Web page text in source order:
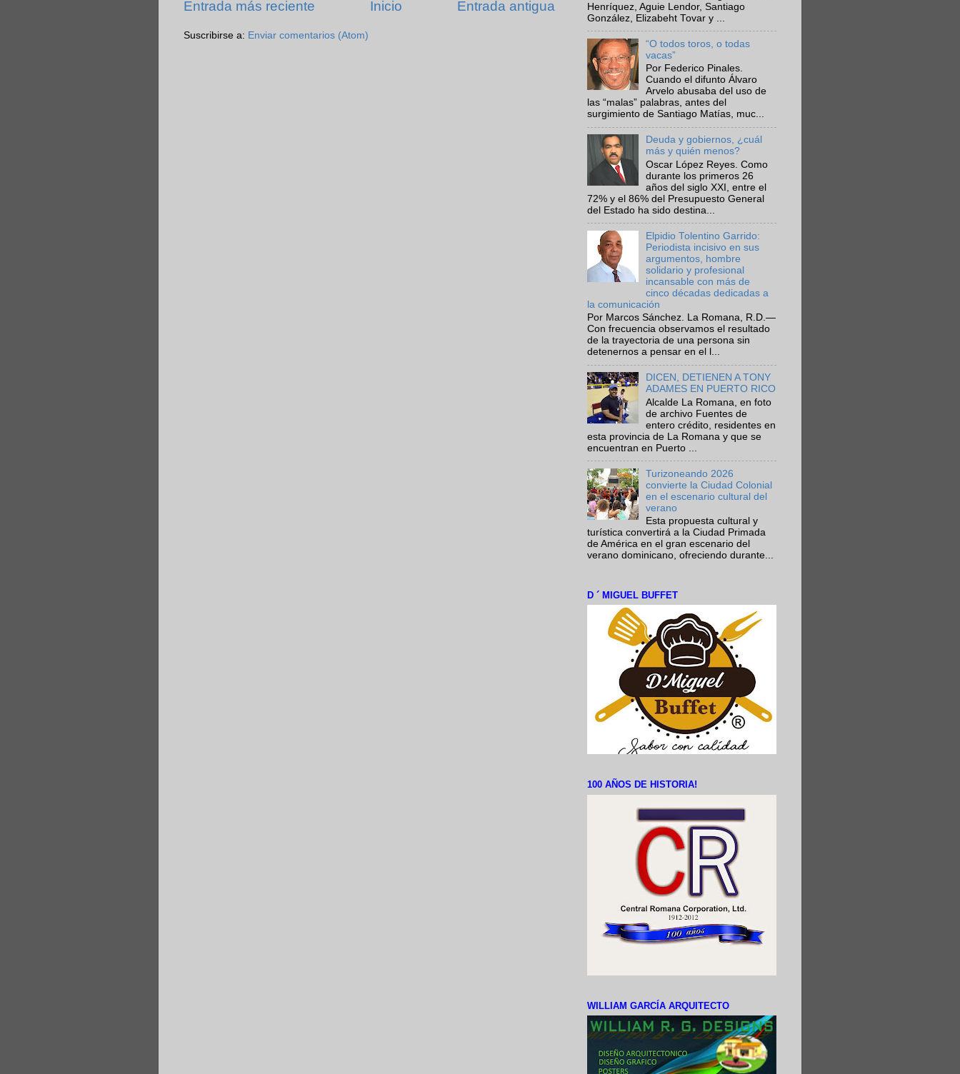
Entrada más reciente Entrada antigua
Inicio
Suscribirse a: Enviar comentarios (Atom)
Henríquez, Aguie Lendor, Santiago
González, Elizabeht Tovar y ...
“O todos toros, o todas
vacas”
Por Federico Pinales.
Cuando el difunto Álvaro
Arvelo abusaba del uso de
las “malas” palabras, antes del
surgimiento de Santiago Matías, muc...
Deuda y gobiernos, ¿cuál
más y quién menos?
Oscar López Reyes. Como
durante los primeros 26
años del siglo XXI, entre el
72% y el 86% del Presupuesto General
del Estado ha sido destina...
Elpidio Tolentino Garrido:
Periodista incisivo en sus
argumentos, hombre
solidario y profesional
incansable con más de
cinco décadas dedicadas a
la comunicación
Por Marcos Sánchez. La Romana, R.D.—
Con frecuencia observamos el resultado
de la trayectoria de una persona sin
detenernos a pensar en el l...
DICEN, DETIENEN A TONY
ADAMES EN PUERTO RICO
Alcalde La Romana, en foto
de archivo Fuentes de
entero crédito, residentes en
esta provincia de La Romana y que se
encuentran en Puerto ...
Turizoneando 2026
convierte la Ciudad Colonial
en el escenario cultural del
verano
Esta propuesta cultural y
turística convertirá a la Ciudad Primada
de América en el gran escenario del
verano dominicano, ofreciendo durante...
D ´ MIGUEL BUFFET
100 AÑOS DE HISTORIA!
WILLIAM GARCÍA ARQUITECTO